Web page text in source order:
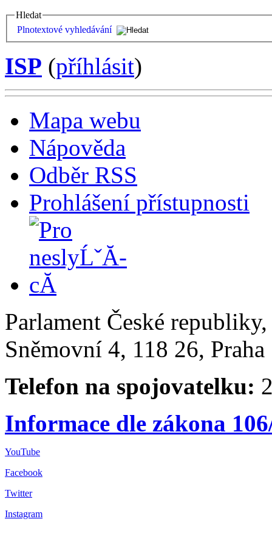
Hledat
Plnotextové vyhledávání
ISP (příhlásit)
Mapa webu
Nápověda
Odběr RSS
Prohlášení přístupnosti
Parlament České
Sněmovní 4, 118 26,
Telefon na spojovatelku:
Informace dle zákona
YouTube
Facebook
Twitter
Instagram